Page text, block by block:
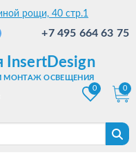
рощи, 40 стр.1
+7 495 664 63 75
InsertDesign
МОНТАЖ ОСВЕЩЕНИЯ
0
0